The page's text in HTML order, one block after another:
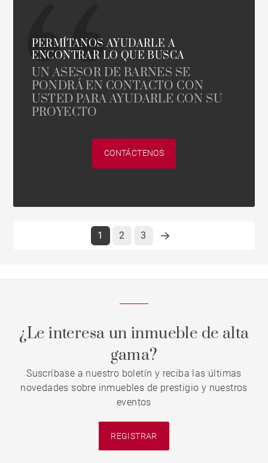
PERMÍTANOS AYUDARLE A
ENCONTRAR LO QUE BUSCA
UN ASESOR DE BARNES SE
PONDRÁ EN CONTACTO CON
USTED PARA AYUDARLE CON SU
PROYECTO
CONTÁCTENOS
1 2 3
¿Le interesa un inmueble de alta
gama?
Suscríbase a nuestro boletín y reciba las últimas
novedades sobre inmuebles de prestigio y nuestros
eventos
REGISTRAR